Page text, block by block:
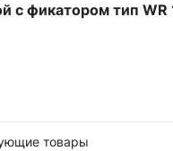
с фикатором тип
товары